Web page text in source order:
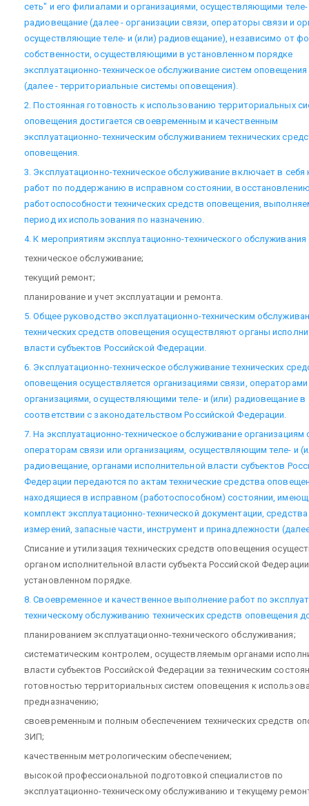
сеть" и его филиалами и организациями, осуществляющими теле-
радиовещание (далее - организации связи, операторы связи и
осуществляющие теле- и (или) радиовещание), независимо от
собственности, осуществляющими в установленном порядке
эксплуатационно-техническое обслуживание систем оповещения
(далее - территориальные системы оповещения).
2. Постоянная готовность к использованию территориальных
оповещения достигается своевременным и качественным
эксплуатационно-техническим обслуживанием технических
оповещения.
3. Эксплуатационно-техническое обслуживание включает в себя
работ по поддержанию в исправном состоянии,
работоспособности технических средств оповещения,
период их использования по назначению.
4. К мероприятиям эксплуатационно-технического обслуживания
техническое обслуживание;
текущий ремонт;
планирование и учет эксплуатации и ремонта.
5. Общее руководство эксплуатационно-техническим
технических средств оповещения осуществляют органы
власти субъектов Российской Федерации.
6. Эксплуатационно-техническое обслуживание технических
оповещения осуществляется организациями связи,
организациями, осуществляющими теле- и (или) радиовещание в
соответствии с законодательством Российской Федерации.
7. На эксплуатационно-техническое обслуживание организациям
операторам связи или организациям, осуществляющим теле- и
радиовещание, органами исполнительной власти субъектов
Федерации передаются по актам технические средства
находящиеся в исправном (работоспособном) состоянии,
комплект эксплуатационно-технической документации, средства
измерений, запасные части, инструмент и принадлежности
Списание и утилизация технических средств оповещения
органом исполнительной власти субъекта Российской
установленном порядке.
8. Своевременное и качественное выполнение работ по
техническому обслуживанию технических средств оповещения
планированием эксплуатационно-технического обслуживания;
систематическим контролем, осуществляемым органами
власти субъектов Российской Федерации за техническим
готовностью территориальных систем оповещения к
предназначению;
своевременным и полным обеспечением технических средств
ЗИП;
качественным метрологическим обеспечением;
высокой профессиональной подготовкой специалистов по
эксплуатационно-техническому обслуживанию и текущему